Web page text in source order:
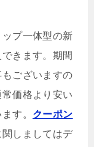
プ一体型の新
きます。期間
ございますの
価格より安い
す。 クーポン
しましてはデ